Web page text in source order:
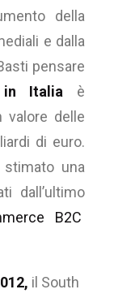
della
e dalla
pensare
in Italia è
valore delle
di euro.
una
dall’ultimo
B2C
il South